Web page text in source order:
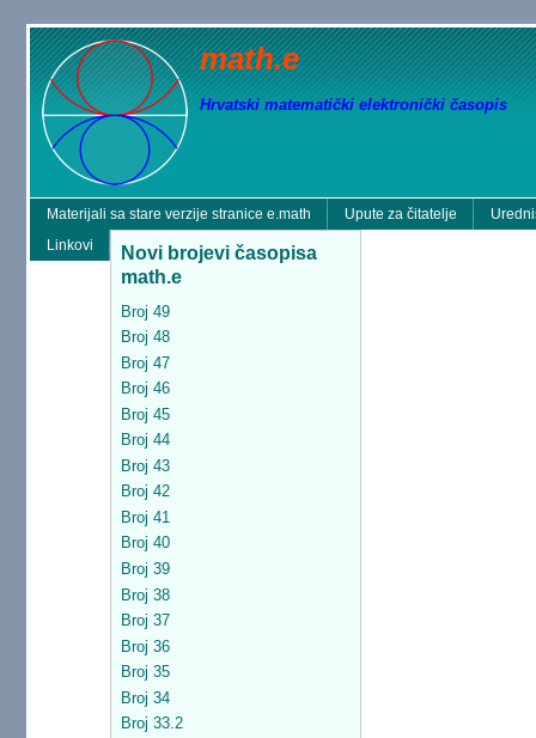
math.e
Hrvatski matematički elektronički časopis
Materijali sa stare verzije stranice e.math Upute za čitatelje
Linkovi
Novi brojevi časopisa
math.e
Broj 49
Broj 48
Broj 47
Broj 46
Broj 45
Broj 44
Broj 43
Broj 42
Broj 41
Broj 40
Broj 39
Broj 38
Broj 37
Broj 36
Broj 35
Broj 34
Broj 33.2